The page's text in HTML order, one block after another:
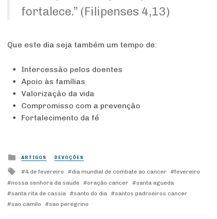
fortalece.” (Filipenses 4,13)
Que este dia seja também um tempo de:
Intercessão pelos doentes
Apoio às famílias
Valorização da vida
Compromisso com a prevenção
Fortalecimento da fé
Posted
in
ARTIGOS DEVOÇÕES
Tagged
4 de fevereiro dia mundial de combate ao cancer
fevereiro
nossa senhora da saude
oração cancer
santa agueda
santa rita de cassia
santo do dia
santos padroeiros cancer
sao camilo
sao peregrino